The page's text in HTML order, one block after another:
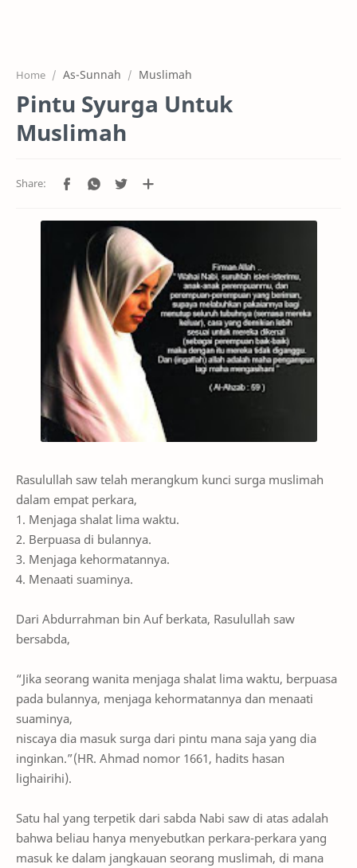
Features
Pricing
Home As-Sunnah Muslimah
Pintu Syurga Untuk
Muslimah
Rasulullah saw telah merangkum kunci surga muslimah
dalam empat perkara,
1. Menjaga shalat lima waktu.
2. Berpuasa di bulannya.
3. Menjaga kehormatannya.
4. Menaati suaminya.
Dari Abdurrahman bin Auf berkata, Rasulullah saw
bersabda,
“Jika seorang wanita menjaga shalat lima waktu, berpuasa
pada bulannya, menjaga kehormatannya dan menaati
suaminya,
niscaya dia masuk surga dari pintu mana saja yang dia
inginkan.”(HR. Ahmad nomor 1661, hadits hasan
lighairihi).
Satu hal yang terpetik dari sabda Nabi saw di atas adalah
bahwa beliau hanya menyebutkan perkara-perkara yang
masuk ke dalam jangkauan seorang muslimah, di mana